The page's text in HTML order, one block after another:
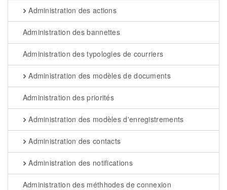
Administration des actions
Administration des bannettes
Administration des typologies de courriers
Administration des modèles de documents
Administration des priorités
Administration des modèles d'enregistrements
Administration des contacts
Administration des notifications
Administration des méthhodes de connexion